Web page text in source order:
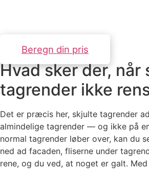
Beregn din pris
Hvad sker der, når
tagrender ikke
Det er præcis her, skjulte tagrender
almindelige tagrender — og ikke på
normal tagrender løber over, kan du
ned ad facaden, fliserne under
rene, og du ved, at noget er galt.